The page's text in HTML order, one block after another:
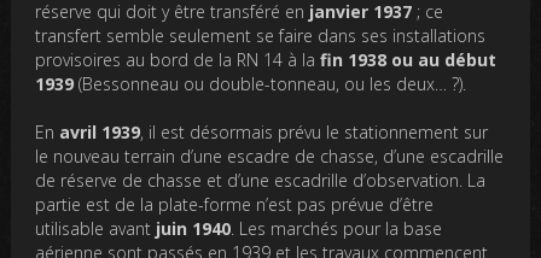
réserve qui doit y être transféré en janvier 1937 ; ce
transfert semble seulement se faire dans ses installations
provisoires au bord de la RN 14 à lafin 1938 ou au début
1939(Bessonneau ou double-tonneau, ou les deux… ?).
En avril 1939, il est désormais prévu le stationnement sur
le nouveau terrain d’une escadre de chasse, d’une escadrille
de réserve de chasse et d’une escadrille d’observation. La
partie est de la plate-forme n’est pas prévue d’être
utilisable avant juin 1940 . Les marchés pour la base
aérienne sont passés en 1939 et les travaux commencent